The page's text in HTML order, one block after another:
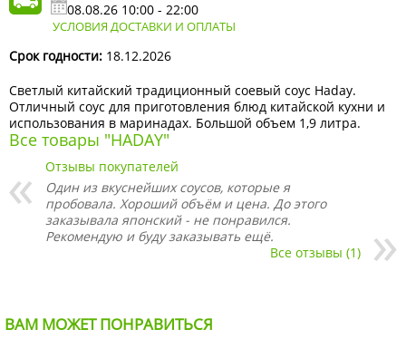
08.08.26 10:00 - 22:00
УСЛОВИЯ ДОСТАВКИ И ОПЛАТЫ
Срок годности: 18.12.2026
Светлый китайский традиционный соевый соус Haday.
Отличный соус для приготовления блюд китайской кухни и
использования в маринадах. Большой объем 1,9 литра.
Все товары "HADAY"
Отзывы покупателей
Один из вкуснейших соусов, которые я
пробовала. Хороший объём и цена. До этого
заказывала японский - не понравился.
Рекомендую и буду заказывать ещё.
Все отзывы (1)
ВАМ МОЖЕТ ПОНРАВИТЬСЯ